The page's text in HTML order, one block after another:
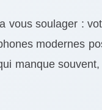
vous soulager :
modernes
manque